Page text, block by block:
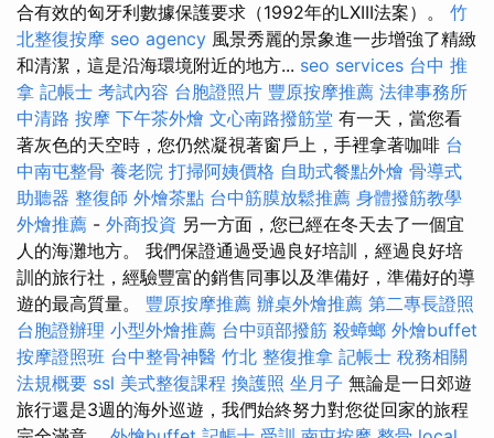
合有效的匈牙利數據保護要求（1992年的LXIII法案）。 竹
北整復按摩 seo agency 風景秀麗的景象進一步增強了精緻
和清潔，這是沿海環境附近的地方... seo services 台中 推
拿 記帳士 考試內容 台胞證照片 豐原按摩推薦 法律事務所
中清路 按摩 下午茶外燴 文心南路撥筋堂 有一天，當您看
著灰色的天空時，您仍然凝視著窗戶上，手裡拿著咖啡 台
中南屯整骨 養老院 打掃阿姨價格 自助式餐點外燴 骨導式
助聽器 整復師 外燴茶點 台中筋膜放鬆推薦 身體撥筋教學
外燴推薦 - 外商投資 另一方面，您已經在冬天去了一個宜
人的海灘地方。 我們保證通過受過良好培訓，經過良好培
訓的旅行社，經驗豐富的銷售同事以及準備好，準備好的導
遊的最高質量。 豐原按摩推薦 辦桌外燴推薦 第二專長證照
台胞證辦理 小型外燴推薦 台中頭部撥筋 殺蟑螂 外燴buffet
按摩證照班 台中整骨神醫 竹北 整復推拿 記帳士 稅務相關
法規概要 ssl 美式整復課程 換護照 坐月子 無論是一日郊遊
旅行還是3週的海外巡遊，我們始終努力對您從回家的旅程